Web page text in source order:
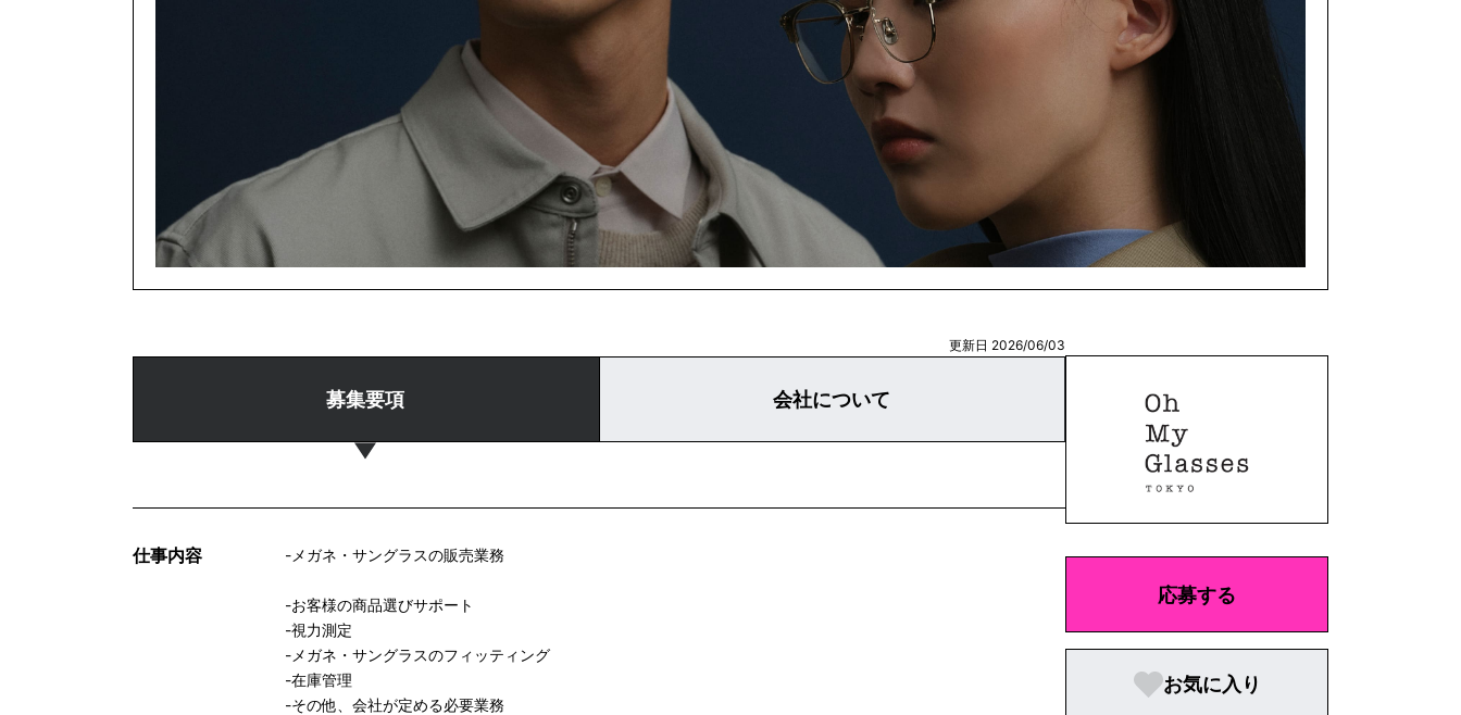
更新日 2026/06/03
募集要項 会社について
仕事内容 -メガネ・サングラスの販売業務
-お客様の商品選びサポート
-視力測定
-メガネ・サングラスのフィッティング
-在庫管理
-その他、会社が定める必要業務
応募する
お気に入り